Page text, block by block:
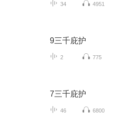
34 4951
9三千庇护
2 775
7三千庇护
46 6800